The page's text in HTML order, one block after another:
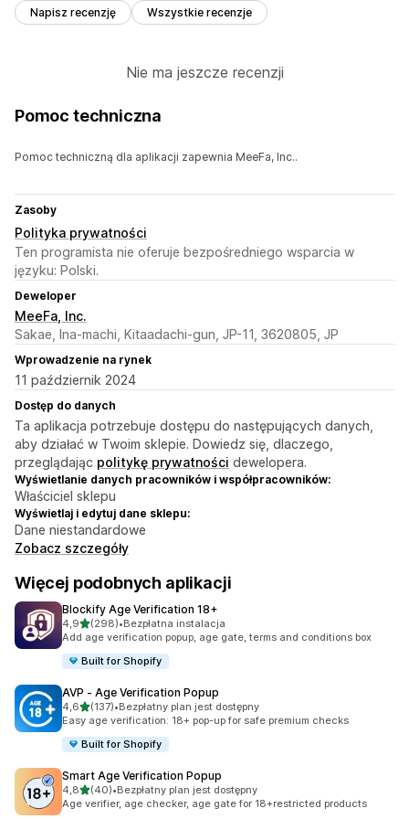
Napisz recenzję Wszystkie recenzje
Nie ma jeszcze recenzji
Pomoc techniczna
Pomoc techniczną dla aplikacji zapewnia MeeFa, Inc..
Zasoby
Polityka prywatności
Ten programista nie oferuje bezpośredniego wsparcia w
języku: Polski.
Deweloper
MeeFa, Inc.
Sakae, Ina-machi, Kitaadachi-gun, JP-11, 3620805, JP
Wprowadzenie na rynek
11 październik 2024
Dostęp do danych
Ta aplikacja potrzebuje dostępu do następujących danych,
aby działać w Twoim sklepie. Dowiedz się, dlaczego,
przeglądając politykę prywatności dewelopera.
Wyświetlanie danych pracowników i współpracowników:
Właściciel sklepu
Wyświetlaj i edytuj dane sklepu:
Dane niestandardowe
Zobacz szczegóły
Więcej podobnych aplikacji
Blockify Age Verification 18+
4,9na 5 gwiazdek
(298)
Łączna liczba recenzji: 298
•Bezpłatna instalacja
Add age verification popup, age gate, terms and conditions box
Built for Shopify
AVP ‑ Age Verification Popup
4,6na 5 gwiazdek
(137)
Łączna liczba recenzji: 137
•Bezpłatny plan jest dostępny
Easy age verification: 18+ pop-up for safe premium checks
Built for Shopify
Smart Age Verification Popup
4,8na 5 gwiazdek
(40)
Łączna liczba recenzji: 40
•Bezpłatny plan jest dostępny
Age verifier, age checker, age gate for 18+restricted products